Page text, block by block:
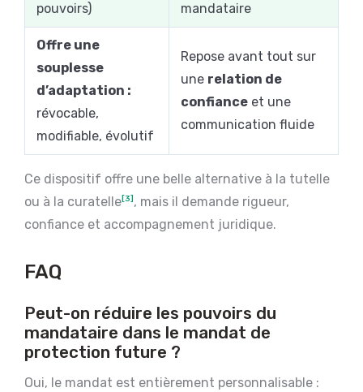
pouvoirs)
mandataire
Offre une
souplesse
d’adaptation :
révocable,
modifiable, évolutif
Repose avant tout sur
une relation de
confiance et une
communication fluide
Ce dispositif offre une belle alternative à la tutelle
ou à la curatelle[3] , mais il demande rigueur,
confiance et accompagnement juridique.
FAQ
Peut-on réduire les pouvoirs du
mandataire dans le mandat de
protection future ?
Oui, le mandat est entièrement personnalisable :